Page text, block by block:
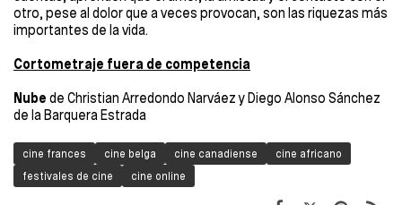
otro, pese al dolor que a veces provocan, son las riquezas más
importantes de la vida.
Cortometraje fuera de competencia
Nube de Christian Arredondo Narváez y Diego Alonso Sánchez
de la Barquera Estrada
cine frances cine belga cine canadiense
cine africano
festivales de cine
cine online